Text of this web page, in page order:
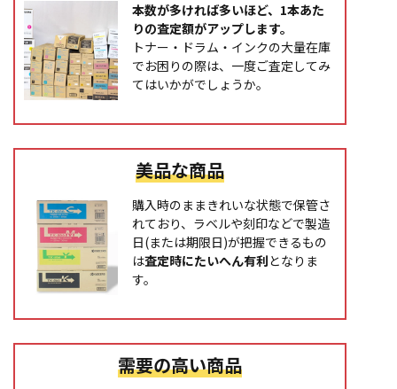
本数が多ければ多いほど、1本あた
りの査定額がアップします。
トナー・ドラム・インクの大量在庫
でお困りの際は、一度ご査定してみ
てはいかがでしょうか。
美品な商品
購入時のままきれいな状態で保管さ
れており、ラベルや刻印などで製造
日(または期限日)が把握できるもの
は査定時にたいへん有利となりま
す。
需要の高い商品